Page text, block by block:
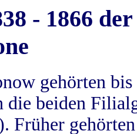
- 1866
gehörten
die beiden
Früher